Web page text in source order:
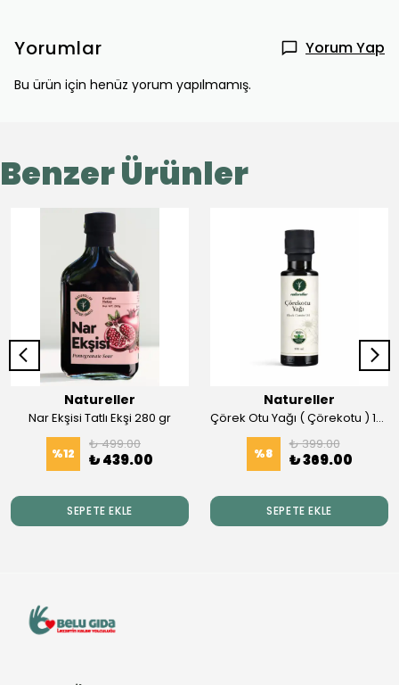
Yorumlar Yorum Yap
Bu ürün için henüz yorum yapılmamış.
Benzer Ürünler
Natureller
Nar Ekşisi Tatlı Ekşi 280 gr
%12
₺ 499.00
₺ 439.00
SEPETE EKLE
Natureller
Çörek Otu Yağı ( Çörekotu ) 100 ml Soğuk Press
%8
₺ 399.00
₺ 369.00
SEPETE EKLE